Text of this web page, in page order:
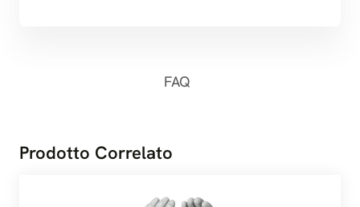
FAQ
Prodotto Correlato